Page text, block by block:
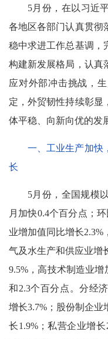
5月份，在以习近
各地区各部门认真贯彻
稳中求进工作总基调，
构建新发展格局，认真
应对外部冲击挑战，
定，外贸韧性持续彰显
体平稳、向新向优的发
一、工业生产加快
长
5月份，全国规模
月加快0.4个百分点；
业增加值同比增长2.3%
气及水生产和供应业增
9.5%，高技术制造业增
和2.3个百分点。分经
增长3.7%；股份制企业
长1.9%；私营企业增